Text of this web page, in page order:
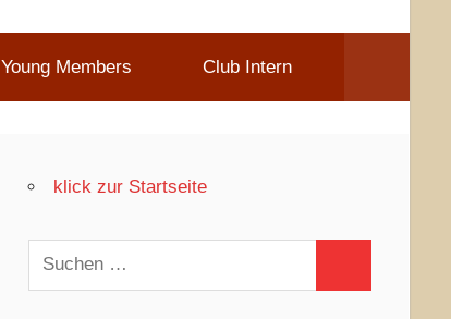
Young Members Club Intern
klick zur Startseite
Suchen
nach: